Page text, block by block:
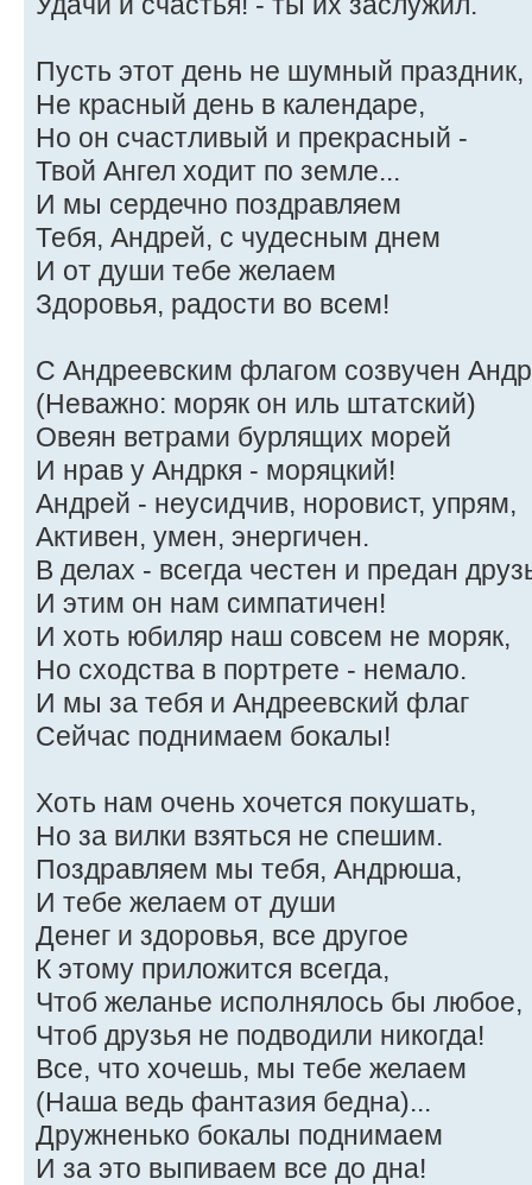
Пусть этот день не шумный праздник,
Не красный день в календаре,
Но он счастливый и прекрасный -
Твой Ангел ходит по земле...
И мы сердечно поздравляем
Тебя, Андрей, с чудесным днем
И от души тебе желаем
Здоровья, радости во всем!
С Андреевским флагом созвучен
(Неважно: моряк он иль штатский)
Овеян ветрами бурлящих морей
И нрав у Андркя - моряцкий!
Андрей - неусидчив, норовист, упрям,
Активен, умен, энергичен.
В делах - всегда честен и предан
И этим он нам симпатичен!
И хоть юбиляр наш совсем не моряк,
Но сходства в портрете - немало.
И мы за тебя и Андреевский флаг
Сейчас поднимаем бокалы!
Хоть нам очень хочется покушать,
Но за вилки взяться не спешим.
Поздравляем мы тебя, Андрюша,
И тебе желаем от души
Денег и здоровья, все другое
К этому приложится всегда,
Чтоб желанье исполнялось бы любое,
Чтоб друзья не подводили никогда!
Все, что хочешь, мы тебе желаем
(Наша ведь фантазия бедна)...
Дружненько бокалы поднимаем
И за это выпиваем все до дна!